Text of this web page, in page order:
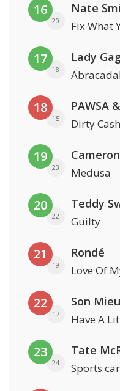
16
20
Nate
Fix What
17
18
Lady
18
15 Dirty
19
23 Medusa
20
22
Teddy
Guilty
21
19
Rondé
Love Of
22
17
Son
Have A
23
24
Tate
Sports car